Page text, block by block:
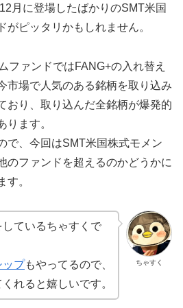
月に登場したばかりのSMT米国
がピッタリかもしれません。
ファンドではFANG+の入れ替え
市場で人気のある銘柄を取り込み
おり、取り込んだ全銘柄が爆発的
ります。
で、今回はSMT米国株式モメン
のファンドを超えるのかどうかに
す。
ちゃすく
ているちゃすくで
ップもやってるので、
れると嬉しいです。